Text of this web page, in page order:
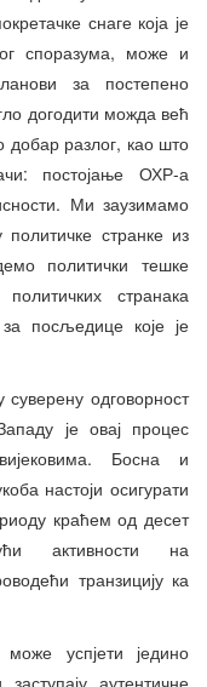
снаге која је
споразума, може и
за постепено
догодити можда већ
добар разлог, као што
постојање ОХР-а
Ми заузимамо
странке из
политички тешке
странака
посљедице које је
суверену одговорност
је овај процес
Босна и
настоји осигурати
краћем од десет
активности на
транзицију ка
успјети једино
аутентичне